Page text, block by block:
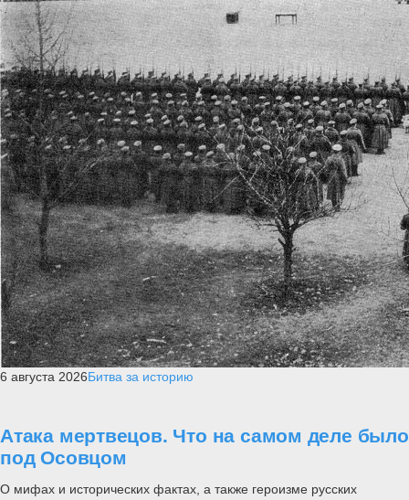
6 августа 2026Битва за историю
Атака мертвецов. Что на самом деле было
под Осовцом
О мифах и исторических фактах, а также героизме русских